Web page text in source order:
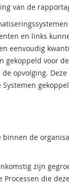
van de
en links
eenvoudig
gekoppeld voor
opvolging. Deze
de
zijn
die